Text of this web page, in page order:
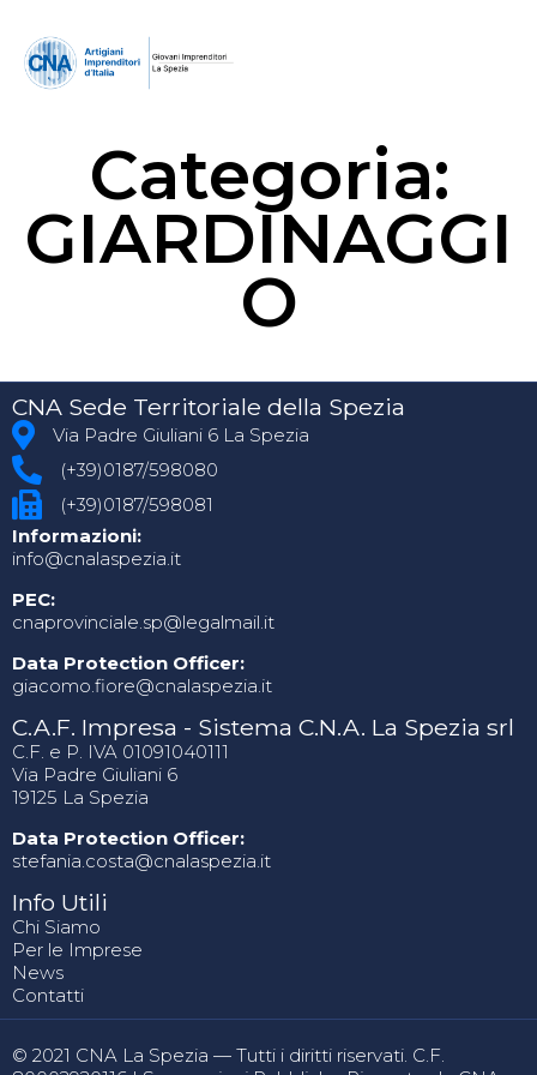
Categoria:
GIARDINAGGI
O
CNA Sede Territoriale della Spezia
Via Padre Giuliani 6 La Spezia
(+39)0187/598080
(+39)0187/598081
Informazioni:
info@cnalaspezia.it
PEC:
cnaprovinciale.sp@legalmail.it
Data Protection Officer:
giacomo.fiore@cnalaspezia.it
C.A.F. Impresa - Sistema C.N.A. La Spezia srl
C.F. e P. IVA 01091040111
Via Padre Giuliani 6
19125 La Spezia
Data Protection Officer:
stefania.costa@cnalaspezia.it
Info Utili
Chi Siamo
Per le Imprese
News
Contatti
© 2021 CNA La Spezia — Tutti i diritti riservati. C.F.